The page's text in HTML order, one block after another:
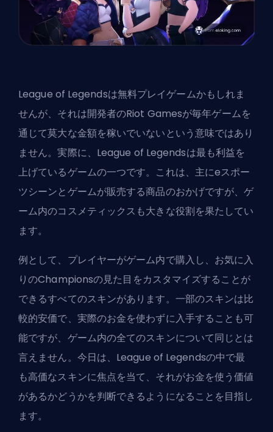
League of Legendsは無料プレイゲームかもしれま
せんが、それは開発者のRiot Gamesが毎年ゲームを
通じて莫大な金額を稼いでいないという意味ではあり
ません。実際に、League of Legendsは最も利益を
上げているゲームの一つです。これは、主にeスポー
ツシーンとゲームが販売する商品のおかげですが、ゲ
ーム内のコスメティックスも大きな役割を果たしてい
ます。
例として、プレイヤーがゲーム内で購入し、お気に入
りのChampionsの見た目をカスタマイズすることが
できるすべてのスキンがあります。一部のスキンは比
較的安価で、実際のお金を使わずに入手することも可
能ですが、ゲーム内の全てのスキンについて同じとは
言えません。今日は、League of Legendsの中で最
も高価なスキンに焦点を当て、それがお金を使う価値
があるかどうかを判断できるようになることを目指し
ます。